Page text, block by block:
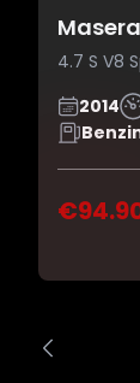
4.7 S V8
2014